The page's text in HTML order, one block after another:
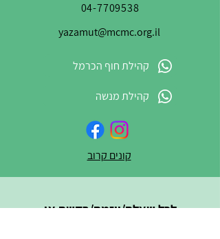
04-7709538
yazamut@mcmc.org.il
קהילת חוף הכרמל
קהילת מנשה
קונים קרוב
לכל שאלה/יוזמה/בקשה או